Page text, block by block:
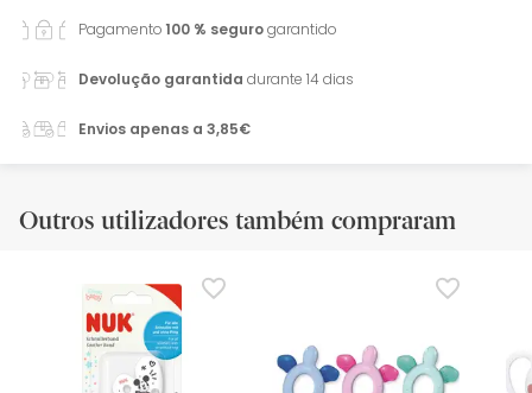
Pagamento100 % segurogarantido
Devolução garantida durante 14 dias
Envios apenas a 3,85€
Outros utilizadores também compraram